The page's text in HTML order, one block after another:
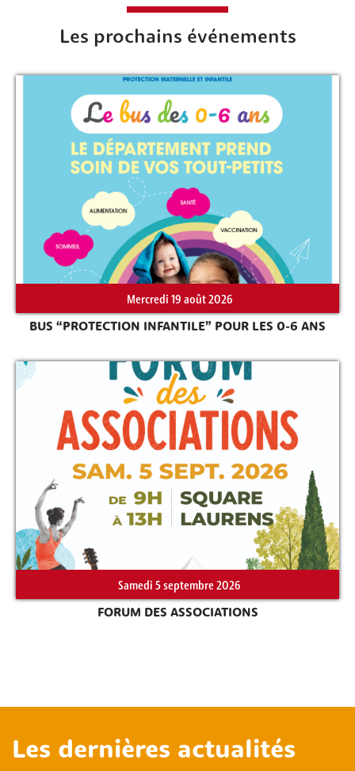
Les prochains événements
Mercredi 19 août 2026
BUS “PROTECTION INFANTILE” POUR LES 0-6 ANS
Samedi 5 septembre 2026
FORUM DES ASSOCIATIONS
Les dernières actualités